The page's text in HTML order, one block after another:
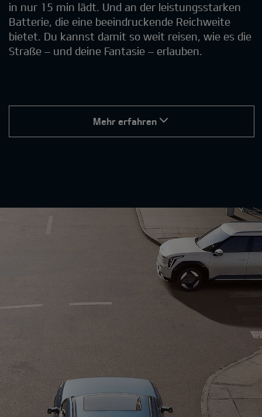
in nur 15 min lädt. Und an der leistungsstarken
Batterie, die eine beeindruckende Reichweite
bietet. Du kannst damit so weit reisen, wie es die
Straße – und deine Fantasie – erlauben.
Mehr erfahren